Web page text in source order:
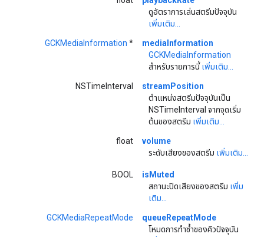
ดูอัตราการเล่นสตรีมปัจจุบัน
เพิ่มเติม...
GCKMediaInformation *
mediaInformation
GCKMediaInformation
สำหรับรายการนี้ เพิ่มเติม...
NSTimeInterval
streamPosition
ตำแหน่งสตรีมปัจจุบันเป็น
NSTimeInterval จากจุดเริ่ม
ต้นของสตรีม เพิ่มเติม...
float
volume
ระดับเสียงของสตรีม เพิ่มเติม...
BOOL
isMuted
สถานะปิดเสียงของสตรีม เพิ่ม
เติม...
GCKMediaRepeatMode
queueRepeatMode
โหมดการทำซ้ำของคิวปัจจุบัน